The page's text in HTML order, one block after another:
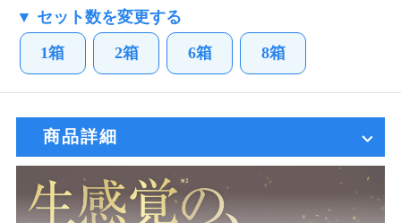
▼ セット数を変更する
1箱 2箱 6箱 8箱
商品詳細